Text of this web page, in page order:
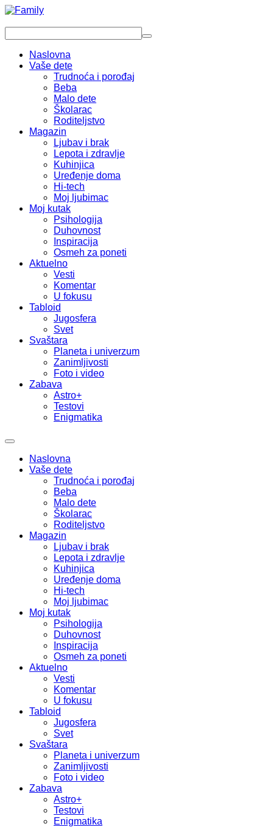
Naslovna
Vaše dete
Trudnoća i porođaj
Beba
Malo dete
Školarac
Roditeljstvo
Magazin
Ljubav i brak
Lepota i zdravlje
Kuhinjica
Uređenje doma
Hi-tech
Moj ljubimac
Moj kutak
Psihologija
Duhovnost
Inspiracija
Osmeh za poneti
Aktuelno
Vesti
Komentar
U fokusu
Tabloid
Jugosfera
Svet
Svaštara
Planeta i univerzum
Zanimljivosti
Foto i video
Zabava
Astro+
Testovi
Enigmatika
Naslovna
Vaše dete
Trudnoća i porođaj
Beba
Malo dete
Školarac
Roditeljstvo
Magazin
Ljubav i brak
Lepota i zdravlje
Kuhinjica
Uređenje doma
Hi-tech
Moj ljubimac
Moj kutak
Psihologija
Duhovnost
Inspiracija
Osmeh za poneti
Aktuelno
Vesti
Komentar
U fokusu
Tabloid
Jugosfera
Svet
Svaštara
Planeta i univerzum
Zanimljivosti
Foto i video
Zabava
Astro+
Testovi
Enigmatika